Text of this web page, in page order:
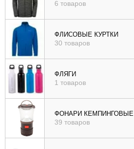
6 товаров
ФЛИСОВЫЕ КУРТКИ
30 товаров
ФЛЯГИ
1 товаров
ФОНАРИ КЕМПИНГОВЫЕ
39 товаров